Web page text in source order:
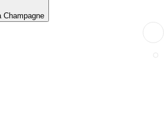
Champagne